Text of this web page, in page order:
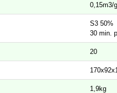
0,15m3/
S3 50%
30 min.
20
1,9kg